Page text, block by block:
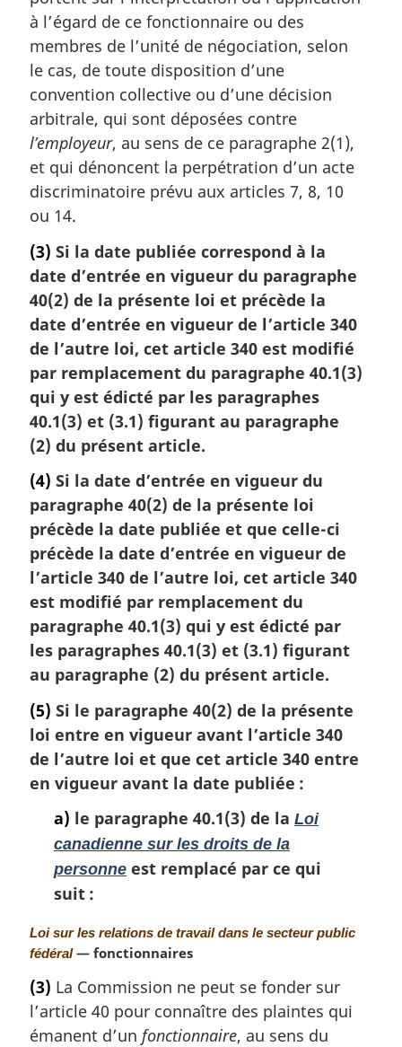
à l’égard de ce fonctionnaire ou des
membres de l’unité de négociation, selon
le cas, de toute disposition d’une
convention collective ou d’une décision
arbitrale, qui sont déposées contre
l’employeur, au sens de ce paragraphe 2(1),
et qui dénoncent la perpétration d’un acte
discriminatoire prévu aux articles 7, 8, 10
ou 14.
(3) Si la date publiée correspond à la
date d’entrée en vigueur du paragraphe
40(2) de la présente loi et précède la
date d’entrée en vigueur de l’article 340
de l’autre loi, cet article 340 est modifié
par remplacement du paragraphe 40.1(3)
qui y est édicté par les paragraphes
40.1(3) et (3.1) figurant au paragraphe
(2) du présent article.
(4) Si la date d’entrée en vigueur du
paragraphe 40(2) de la présente loi
précède la date publiée et que celle-ci
précède la date d’entrée en vigueur de
l’article 340 de l’autre loi, cet article 340
est modifié par remplacement du
paragraphe 40.1(3) qui y est édicté par
les paragraphes 40.1(3) et (3.1) figurant
au paragraphe (2) du présent article.
(5) Si le paragraphe 40(2) de la présente
loi entre en vigueur avant l’article 340
de l’autre loi et que cet article 340 entre
en vigueur avant la date publiée :
a) le paragraphe 40.1(3) de la Loi
canadienne sur les droits de la
personne est remplacé par ce qui
suit :
N
o
e
m
a
Loi sur les relations de travail dans le secteur public
fédéral— fonctionnaires
(3) La Commission ne peut se fonder sur
l’article 40 pour connaître des plaintes qui
émanent d’un fonctionnaire, au sens du